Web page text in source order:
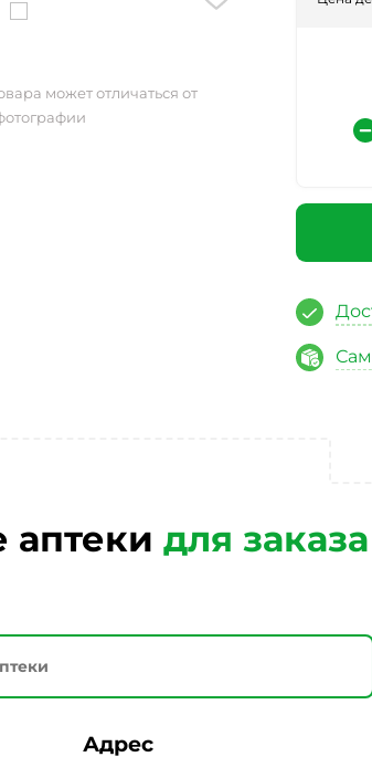
может отличаться от
аптеки для заказа
Адрес
Защита от
Введите
* Нажимая кнопку
персональных данных, в
Согласии на